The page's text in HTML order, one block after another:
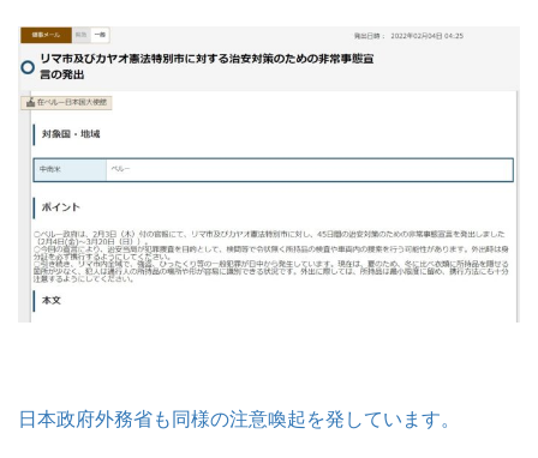
日本政府外務省も同様の注意喚起を発しています。